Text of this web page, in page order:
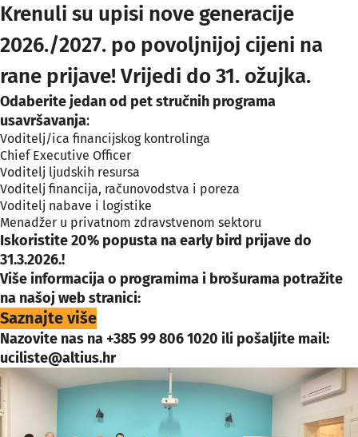
Krenuli su upisi nove generacije
2026./2027. po povoljnijoj cijeni na
rane prijave! Vrijedi do 31. ožujka.
Odaberite jedan od pet stručnih programa
usavršavanja:
Voditelj/ica financijskog kontrolinga
Chief Executive Officer
Voditelj ljudskih resursa
Voditelj financija, računovodstva i poreza
Voditelj nabave i logistike
Menadžer u privatnom zdravstvenom sektoru
Iskoristite 20% popusta na early bird prijave do
31.3.2026.!
Više informacija o programima i brošurama potražite
na našoj web stranici:
Saznajte više
Nazovite nas na +385 99 806 1020 ili pošaljite mail:
uciliste@altius.hr